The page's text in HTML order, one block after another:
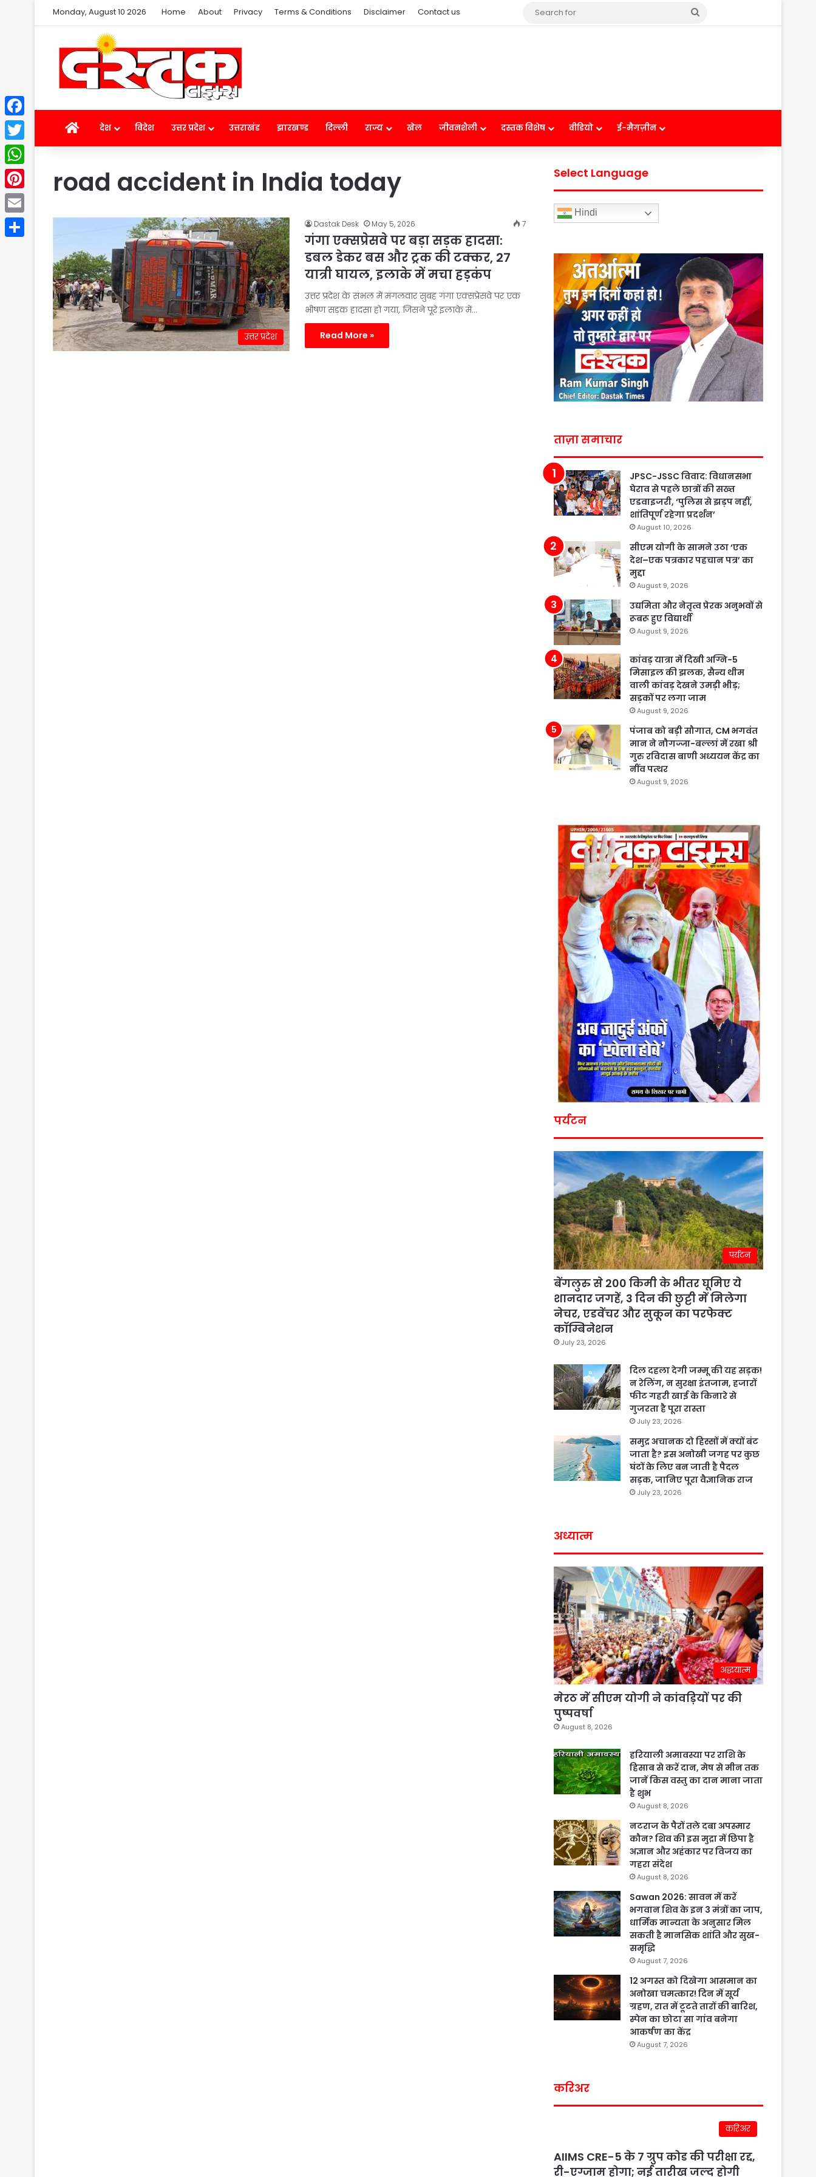
Monday, August 10 2026 Home About Privacy Terms & Conditions Disclaimer Contact us
Search
Homeदेश विदेश उत्तर प्रदेश उत्तराखंड झारखण्ड दिल्ली राज्य खेल जीवनशैली दस्तक विशेष वीडियो ई-मैगज़ीन
road accident in India today
उत्तर प्रदेश
Dastak Desk May 5, 2026 7
गंगा एक्सप्रेसवे पर बड़ा सड़क हादसा:
डबल डेकर बस और ट्रक की टक्कर, 27
यात्री घायल, इलाके में मचा हड़कंप
उत्तर प्रदेश के संभल में मंगलवार सुबह गंगा एक्सप्रेसवे पर एक
भीषण सड़क हादसा हो गया, जिसने पूरे इलाके में…
Read More »
Select Language
Hindi
ताज़ा समाचार
JPSC-JSSC विवाद: विधानसभा
घेराव से पहले छात्रों की सख्त
एडवाइजरी, ‘पुलिस से झड़प नहीं,
शांतिपूर्ण रहेगा प्रदर्शन’
August 10, 2026
सीएम योगी के सामने उठा ‘एक
देश–एक पत्रकार पहचान पत्र’ का
मुद्दा
August 9, 2026
उद्यमिता और नेतृत्व प्रेरक अनुभवों से
रूबरू हुए विद्यार्थी
August 9, 2026
कांवड़ यात्रा में दिखी अग्नि-5
मिसाइल की झलक, सैन्य थीम
वाली कांवड़ देखने उमड़ी भीड़;
सड़कों पर लगा जाम
August 9, 2026
पंजाब को बड़ी सौगात, CM भगवंत
मान ने नौगज्जा-बल्लां में रखा श्री
गुरु रविदास बाणी अध्ययन केंद्र का
नींव पत्थर
August 9, 2026
पर्यटन
पर्यटन
बेंगलुरु से 200 किमी के भीतर घूमिए ये
शानदार जगहें, 3 दिन की छुट्टी में मिलेगा
नेचर, एडवेंचर और सुकून का परफेक्ट
कॉम्बिनेशन
July 23, 2026
दिल दहला देगी जम्मू की यह सड़क!
न रेलिंग, न सुरक्षा इंतजाम, हजारों
फीट गहरी खाई के किनारे से
गुजरता है पूरा रास्ता
July 23, 2026
समुद्र अचानक दो हिस्सों में क्यों बंट
जाता है? इस अनोखी जगह पर कुछ
घंटों के लिए बन जाती है पैदल
सड़क, जानिए पूरा वैज्ञानिक राज
July 23, 2026
अध्यात्म
अद्धयात्म
मेरठ में सीएम योगी ने कांवड़ियों पर की
पुष्पवर्षा
August 8, 2026
हरियाली अमावस्या पर राशि के
हिसाब से करें दान, मेष से मीन तक
जानें किस वस्तु का दान माना जाता
है शुभ
August 8, 2026
नटराज के पैरों तले दबा अपस्मार
कौन? शिव की इस मुद्रा में छिपा है
अज्ञान और अहंकार पर विजय का
गहरा संदेश
August 8, 2026
Sawan 2026: सावन में करें
भगवान शिव के इन 3 मंत्रों का जाप,
धार्मिक मान्यता के अनुसार मिल
सकती है मानसिक शांति और सुख-
समृद्धि
August 7, 2026
12 अगस्त को दिखेगा आसमान का
अनोखा चमत्कार! दिन में सूर्य
ग्रहण, रात में टूटते तारों की बारिश,
स्पेन का छोटा सा गांव बनेगा
आकर्षण का केंद्र
August 7, 2026
करिअर
करिअर
AIIMS CRE-5 के 7 ग्रुप कोड की परीक्षा रद्द,
री-एग्जाम होगा; नई तारीख जल्द होगी
Facebook
Twitter
WhatsApp
Pinterest
Email